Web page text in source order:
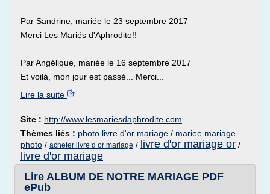
Par Sandrine, mariée le 23 septembre 2017
Merci Les Mariés d'Aphrodite!!
Par Angélique, mariée le 16 septembre 2017
Et voilà, mon jour est passé... Merci...
Lire la suite
Site : http://www.lesmariesdaphrodite.com
Thèmes liés : photo livre d'or mariage / mariee mariage
photo / acheter livre d or mariage / livre d'or mariage or /
livre d'or mariage
Lire ALBUM DE NOTRE MARIAGE PDF
ePub